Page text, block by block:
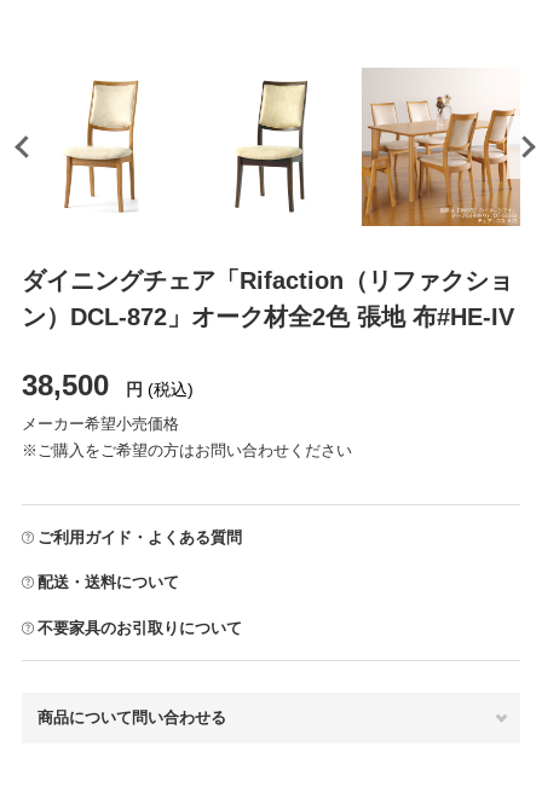
ダイニングチェア「Rifaction（リファクショ
ン）DCL-872」オーク材全2色 張地 布#HE-IV
38,500 円 (税込)
メーカー希望小売価格
※ご購入をご希望の方はお問い合わせください
ご利用ガイド・よくある質問
配送・送料について
不要家具のお引取りについて
商品について問い合わせる